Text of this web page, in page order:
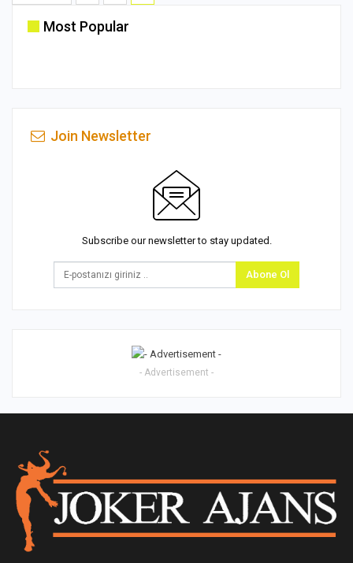
Most Popular
Join Newsletter
Subscribe our newsletter to stay updated.
Abone Ol
- Advertisement -